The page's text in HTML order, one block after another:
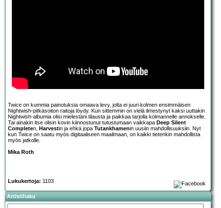
Twice on kummia painotuksia omaava levy, jolta ei juuri kolmen ensimmäisen
Nightwish-pitkäsoiton raitoja löydy. Kun sittemmin on vielä ilmestynyt kaksi uuttakin
Nightwish-albumia olisi mielestäni tilausta ja paikkaa tarjolla kolmannelle annokselle.
Tai ainakin itse olisin kovin kiinnostunut tutustumaan vaikkapa Deep Silent
Completen, Harvestin ja ehkä jopa Tutankhamenin uusiin mahdollisuuksiin. Nyt
kun Twice on saatu myös digitaaliseen maailmaan, on kaikki tietenkin mahdollista
myös jatkolle.
Mika Roth
Lukukertoja: 1103
Artistihaku